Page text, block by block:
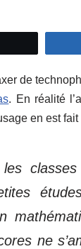
de
. En réalité
en est fait
ne